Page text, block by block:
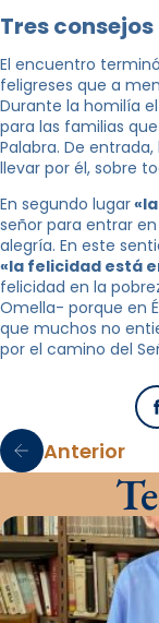
Tres
El encuentro
feligreses que a
Durante la homilía
para las familias
Palabra. De entrada,
llevar por él, sobre
En segundo lugar
señor para entrar
alegría. En este
«la felicidad está
felicidad en la
Omella- porque en
que muchos no
por el camino del
Anterior